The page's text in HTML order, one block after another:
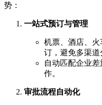
势：
一站式预订与管理
机票、酒店、
订，避免多渠道
自动匹配企业
作。
审批流程自动化